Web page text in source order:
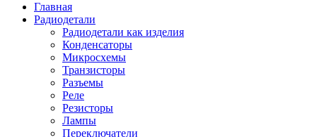
Главная
Радиодетали
Радиодетали как изделия
Конденсаторы
Микросхемы
Транзисторы
Разъемы
Реле
Резисторы
Лампы
Переключатели